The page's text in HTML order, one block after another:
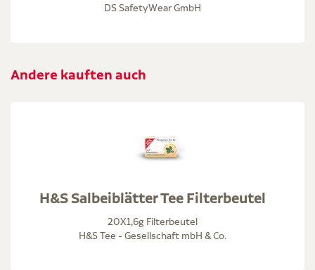
DS SafetyWear GmbH
Andere kauften auch
H&S Salbeiblätter Tee Filterbeutel
20X1,6g Filterbeutel
H&S Tee - Gesellschaft mbH & Co.